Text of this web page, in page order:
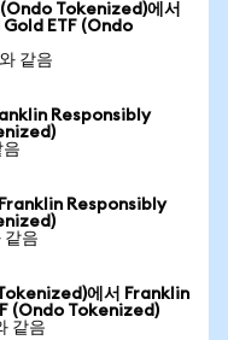
Tokenized)에서
ETF (Ondo
같음
Responsibly
음
Responsibly
같음
에서 Franklin
(Ondo Tokenized)
같음